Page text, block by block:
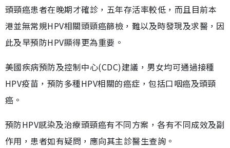
頭頸癌患者在晚期才確診，五年存活率較低，而且目前本
港並無常規HPV相關頭頸癌篩檢，難以及時發現及求醫，因
此及早預防HPV顯得更為重要。
美國疾病預防及控制中心(CDC)建議，男女均可通過接種
HPV疫苗，預防多種HPV相關的癌症，包括口咽癌及頭頸
癌。
預防HPV感染及治療頭頸癌有不同方案，各有不同成效及副
作用，患者如有疑問，應向其主診醫生查詢。